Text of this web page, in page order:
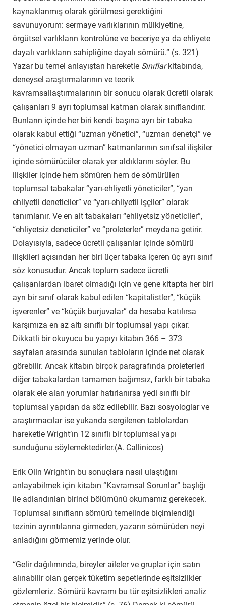
kaynaklanmış olarak görülmesi gerektiğini
savunuyorum: sermaye varlıklarının mülkiyetine,
örgütsel varlıkların kontrolüne ve beceriye ya da ehliyete
dayalı varlıkların sahipliğine dayalı sömürü.” (s. 321)
Yazar bu temel anlayıştan hareketle Sınıflar kitabında,
deneysel araştırmalarının ve teorik
kavramsallaştırmalarının bir sonucu olarak ücretli olarak
çalışanları 9 ayrı toplumsal katman olarak sınıflandırır.
Bunların içinde her biri kendi başına ayrı birtabaka
olarak kabul ettiği “uzman yönetici”, “uzman denetçi” ve
“yönetici olmayan uzman” katmanlarının sınıfsal ilişkiler
içinde sömürücüler olarak yer aldıklarını söyler. Bu
ilişkiler içinde hem sömüren hem de sömürülen
toplumsal tabakalar “yarı-ehliyetli yöneticiler”, “yarı
ehliyetli deneticiler” ve “yarı-ehliyetli işçiler” olarak
tanımlanır. Ve en alt tabakaları “ehliyetsiz yöneticiler”,
“ehliyetsiz deneticiler” ve “proleterler” meydana getirir.
Dolayısıyla, sadece ücretli çalışanlar içinde sömürü
ilişkileri açısından her biri üçer tabaka içeren üç ayrı sınıf
söz konusudur. Ancak toplum sadece ücretli
çalışanlardan ibaret olmadığı için ve gene kitapta her biri
ayrı bir sınıf olarak kabul edilen “kapitalistler”, “küçük
işverenler” ve “küçük burjuvalar” da hesaba katılırsa
karşımıza en az altı sınıflı bir toplumsal yapı çıkar.
Dikkatli bir okuyucu bu yapıyı kitabın 366 – 373
sayfaları arasında sunulan tabloların içinde net olarak
görebilir. Ancak kitabın birçok paragrafında proleterleri
diğer tabakalardan tamamen bağımsız, farklı bir tabaka
olarak ele alan yorumlar hatırlanırsa yedi sınıflı bir
toplumsal yapıdan da söz edilebilir. Bazı sosyologlar ve
araştırmacılar ise yukarıda sergilenen tablolardan
hareketle Wright’ın 12 sınıflı bir toplumsal yapı
sunduğunu söylemektedirler.(A. Callinicos)
Erik Olin Wright’ın bu sonuçlara nasıl ulaştığını
anlayabilmek için kitabın “Kavramsal Sorunlar” başlığı
ile adlandırılan birinci bölümünü okumamız gerekecek.
Toplumsal sınıfların sömürü temelinde biçimlendiği
tezinin ayrıntılarına girmeden, yazarın sömürüden neyi
anladığını görmemiz yerinde olur.
“Gelir dağılımında, bireyler aileler ve gruplar için satın
alınabilir olan gerçek tüketim sepetlerinde eşitsizlikler
gözlemleriz. Sömürü kavramı bu tür eşitsizlikleri analiz